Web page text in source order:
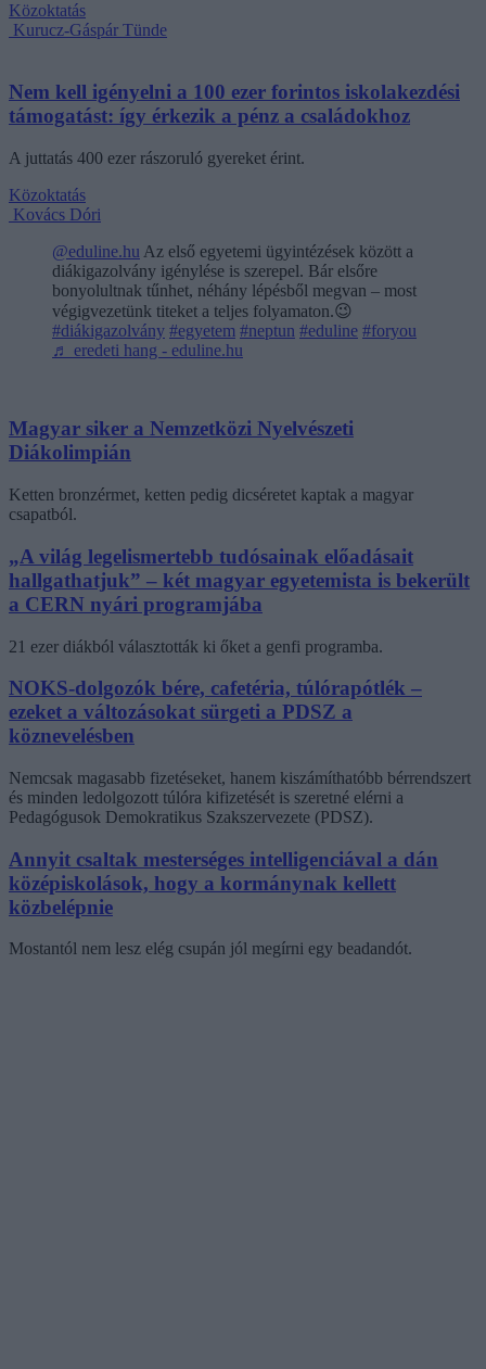
Közoktatás
Kurucz-Gáspár Tünde
Nem kell igényelni a 100 ezer forintos iskolakezdési
támogatást: így érkezik a pénz a családokhoz
A juttatás 400 ezer rászoruló gyereket érint.
Közoktatás
Kovács Dóri
@eduline.hu Az első egyetemi ügyintézések között a
diákigazolvány igénylése is szerepel. Bár elsőre
bonyolultnak tűnhet, néhány lépésből megvan – most
végigvezetünk titeket a teljes folyamaton.😉
#diákigazolvány #egyetem #neptun #eduline #foryou
♬ eredeti hang - eduline.hu
Magyar siker a Nemzetközi Nyelvészeti
Diákolimpián
Ketten bronzérmet, ketten pedig dicséretet kaptak a magyar
csapatból.
„A világ legelismertebb tudósainak előadásait
hallgathatjuk” – két magyar egyetemista is bekerült
a CERN nyári programjába
21 ezer diákból választották ki őket a genfi programba.
NOKS-dolgozók bére, cafetéria, túlórapótlék –
ezeket a változásokat sürgeti a PDSZ a
köznevelésben
Nemcsak magasabb fizetéseket, hanem kiszámíthatóbb bérrendszert
és minden ledolgozott túlóra kifizetését is szeretné elérni a
Pedagógusok Demokratikus Szakszervezete (PDSZ).
Annyit csaltak mesterséges intelligenciával a dán
középiskolások, hogy a kormánynak kellett
közbelépnie
Mostantól nem lesz elég csupán jól megírni egy beadandót.